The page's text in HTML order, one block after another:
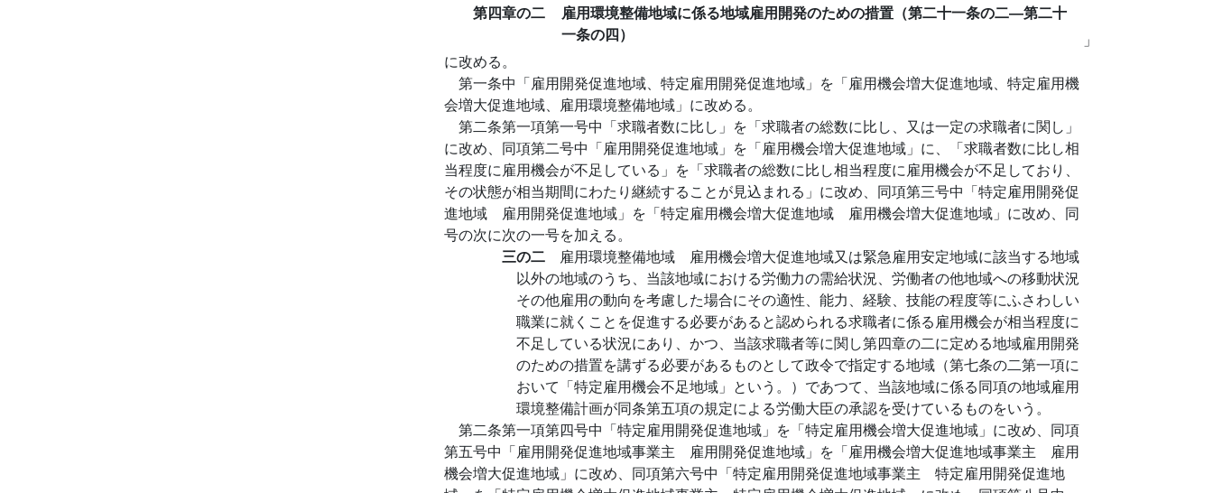
第四章の二
雇用環境整備地域に係る地域雇用開発のための措置（第二十一条の二―第二十
一条の四）
」
に改める。
第一条中「雇用開発促進地域、特定雇用開発促進地域」を「雇用機会増大促進地域、特定雇用機
会増大促進地域、雇用環境整備地域」に改める。
第二条第一項第一号中「求職者数に比し」を「求職者の総数に比し、又は一定の求職者に関し」
に改め、同項第二号中「雇用開発促進地域」を「雇用機会増大促進地域」に、「求職者数に比し相
当程度に雇用機会が不足している」を「求職者の総数に比し相当程度に雇用機会が不足しており、
その状態が相当期間にわたり継続することが見込まれる」に改め、同項第三号中「特定雇用開発促
進地域 雇用開発促進地域」を「特定雇用機会増大促進地域 雇用機会増大促進地域」に改め、同
号の次に次の一号を加える。
三の二 雇用環境整備地域 雇用機会増大促進地域又は緊急雇用安定地域に該当する地域
以外の地域のうち、当該地域における労働力の需給状況、労働者の他地域への移動状況
その他雇用の動向を考慮した場合にその適性、能力、経験、技能の程度等にふさわしい
職業に就くことを促進する必要があると認められる求職者に係る雇用機会が相当程度に
不足している状況にあり、かつ、当該求職者等に関し第四章の二に定める地域雇用開発
のための措置を講ずる必要があるものとして政令で指定する地域（第七条の二第一項に
おいて「特定雇用機会不足地域」という。）であつて、当該地域に係る同項の地域雇用
環境整備計画が同条第五項の規定による労働大臣の承認を受けているものをいう。
第二条第一項第四号中「特定雇用開発促進地域」を「特定雇用機会増大促進地域」に改め、同項
第五号中「雇用開発促進地域事業主 雇用開発促進地域」を「雇用機会増大促進地域事業主 雇用
機会増大促進地域」に改め、同項第六号中「特定雇用開発促進地域事業主 特定雇用開発促進地